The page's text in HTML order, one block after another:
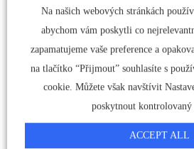
Na našich webových stránkách
abychom vám poskytli co
zapamatujeme vaše preference a
na tlačítko “Přijmout” souhlasíte s
cookie. Můžete však navštívit
poskytnout kontrolovaný
ACCEPT ALL